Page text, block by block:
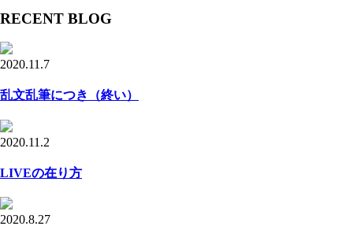
RECENT BLOG
2020.11.7
乱文乱筆につき（終い）
2020.11.2
LIVEの在り方
2020.8.27